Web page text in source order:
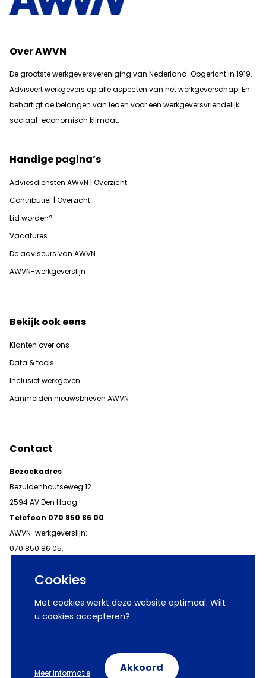
Cookies
Met cookies werkt deze website optimaal. Wilt
u cookies accepteren?
Meer informatie Akkoord
Over AWVN
De grootste werkgeversvereniging van Nederland. Opgericht in 1919.
Adviseert werkgevers op alle aspecten van het werkgeverschap. En
behartigt de belangen van leden voor een werkgeversvriendelijk
sociaal-economisch klimaat.
Handige pagina’s
Adviesdiensten AWVN | Overzicht
Contributief | Overzicht
Lid worden?
Vacatures
De adviseurs van AWVN
AWVN-werkgeverslijn
Bekijk ook eens
Klanten over ons
Data & tools
Inclusief werkgeven
Aanmelden nieuwsbrieven AWVN
Contact
Bezoekadres
Bezuidenhoutseweg 12
2594 AV Den Haag
Telefoon 070 850 86 00
AWVN-werkgeverslijn:
070 850 86 05,
© 2026 AWVN
Volg ons op: